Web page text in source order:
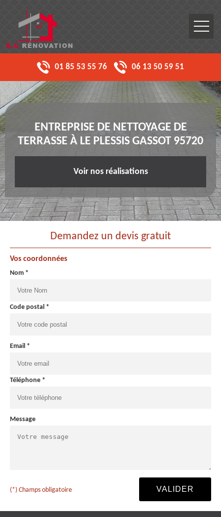
01 85 53 55 76 06 13 50 59 51
ENTREPRISE DE NETTOYAGE DE
TERRASSE À LE PLESSIS GASSOT 95720
Voir nos réalisations
Demandez un devis gratuit
Vos coordonnées
Nom *
Code postal *
Email *
Téléphone *
Message
(*) Champs obligatoire